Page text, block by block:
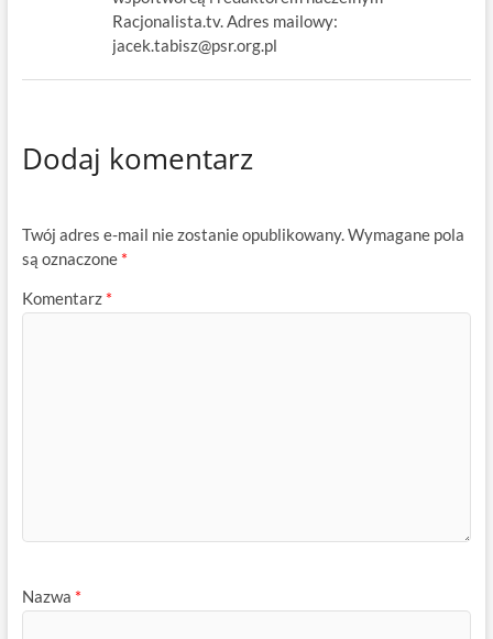
Racjonalista.tv. Adres mailowy:
jacek.tabisz@psr.org.pl
Dodaj komentarz
Twój adres e-mail nie zostanie opublikowany.Wymagane pola
są oznaczone *
Komentarz *
Nazwa *